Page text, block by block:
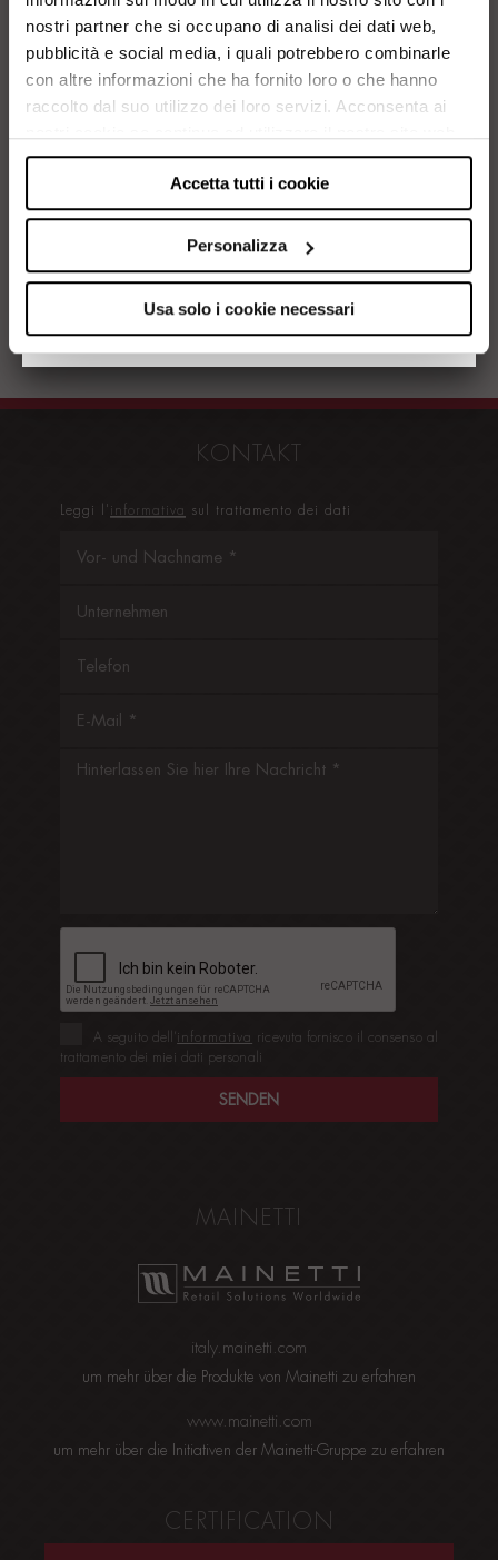
nostri partner che si occupano di analisi dei dati web,
pubblicità e social media, i quali potrebbero combinarle
con altre informazioni che ha fornito loro o che hanno
raccolto dal suo utilizzo dei loro servizi. Acconsenta ai
Accetta tutti i cookie
Personalizza
Usa solo i cookie necessari
Passwort bestätigen*
A seguito dell’informativaricevuta fornisco il
consenso al trattamento dei miei dati personali
KONTAKT
Leggi l' informativa sul trattamento dei dati
A seguito dell’informativa ricevuta fornisco il consenso al
trattamento dei miei dati personali
MAINETTI
italy.mainetti.com
um mehr über die Produkte von Mainetti zu erfahren
www.mainetti.com
um mehr über die Initiativen der Mainetti-Gruppe zu erfahren
CERTIFICATION